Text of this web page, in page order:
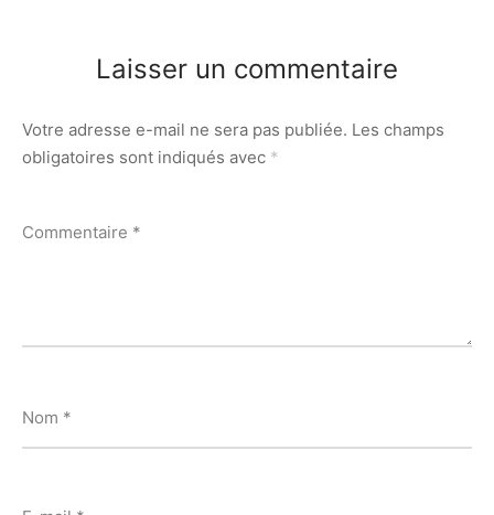
Laisser un commentaire
Votre adresse e-mail ne sera pas publiée. Les champs
obligatoires sont indiqués avec *
Commentaire *
Nom *